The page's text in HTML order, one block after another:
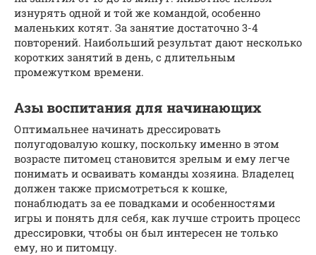
изнурять одной и той же командой, особенно
маленьких котят. За занятие достаточно 3-4
повторений. Наибольший результат дают несколько
коротких занятий в день, с длительным
промежутком времени.
Азы воспитания для начинающих
Оптимальнее начинать дрессировать
полугодовалую кошку, поскольку именно в этом
возрасте питомец становится зрелым и ему легче
понимать и осваивать команды хозяина. Владелец
должен также присмотреться к кошке,
понаблюдать за ее повадками и особенностями
игры и понять для себя, как лучше строить процесс
дрессировки, чтобы он был интересен не только
ему, но и питомцу.